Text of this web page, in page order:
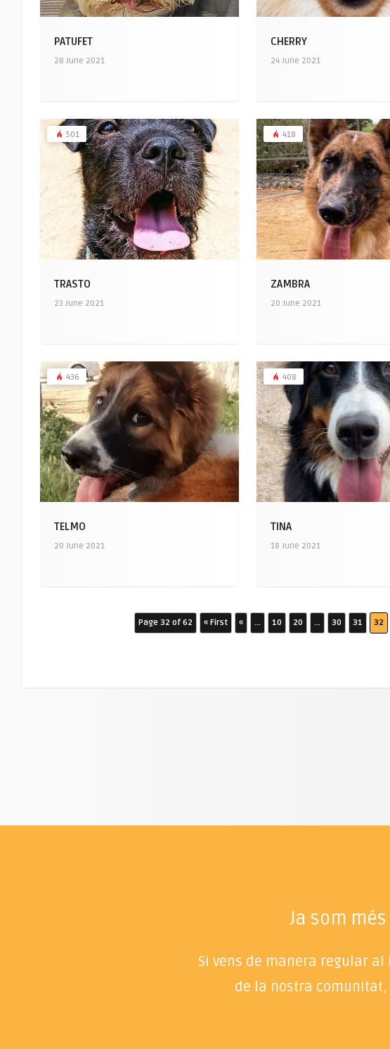
PATUFET
28 June 2021
CHERRY
24 June 2021
501
TRASTO
23 June 2021
418
ZAMBRA
20 June 2021
436
TELMO
20 June 2021
408
TINA
18 June 2021
Page 32 of 62 « First « ... 10 20 ... 30 31 32
Ja som
Si vens de manera regular
de la nostra